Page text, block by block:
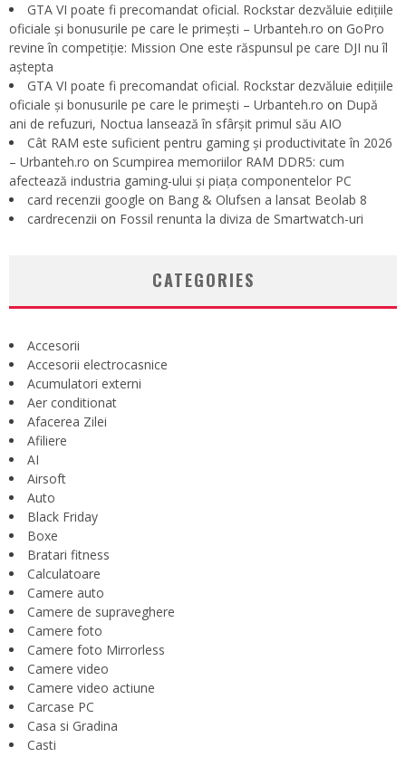
GTA VI poate fi precomandat oficial. Rockstar dezvăluie edițiile
oficiale și bonusurile pe care le primești – Urbanteh.ro on GoPro
revine în competiție: Mission One este răspunsul pe care DJI nu îl
aștepta
GTA VI poate fi precomandat oficial. Rockstar dezvăluie edițiile
oficiale și bonusurile pe care le primești – Urbanteh.ro on După
ani de refuzuri, Noctua lansează în sfârșit primul său AIO
Cât RAM este suficient pentru gaming și productivitate în 2026
– Urbanteh.ro on Scumpirea memoriilor RAM DDR5: cum
afectează industria gaming-ului și piața componentelor PC
card recenzii google on Bang & Olufsen a lansat Beolab 8
cardrecenzii on Fossil renunta la diviza de Smartwatch-uri
CATEGORIES
Accesorii
Accesorii electrocasnice
Acumulatori externi
Aer conditionat
Afacerea Zilei
Afiliere
AI
Airsoft
Auto
Black Friday
Boxe
Bratari fitness
Calculatoare
Camere auto
Camere de supraveghere
Camere foto
Camere foto Mirrorless
Camere video
Camere video actiune
Carcase PC
Casa si Gradina
Casti